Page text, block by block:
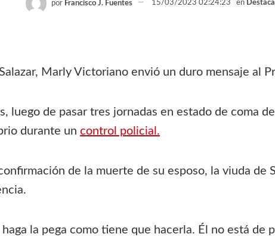
por Francisco J. Fuentes 15/03/2023 02:24:23 en
Marly Victoriano envió un duro mensaje al
luego de pasar tres jornadas en estado de coma
durante un control policial.
de la muerte de su esposo, la viuda de
la pega como tiene que hacerla. Él no está